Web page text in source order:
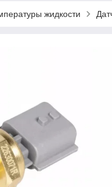
жидкости